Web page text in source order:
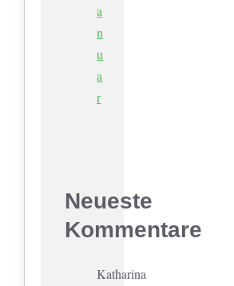
a
n
u
a
r
Neueste
Kommentare
Katharina